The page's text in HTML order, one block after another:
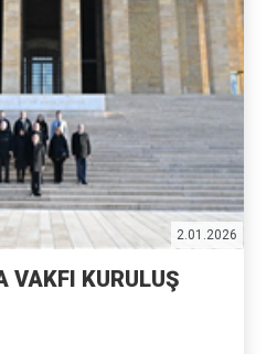
2.01.2026
VAKFI KURULUŞ